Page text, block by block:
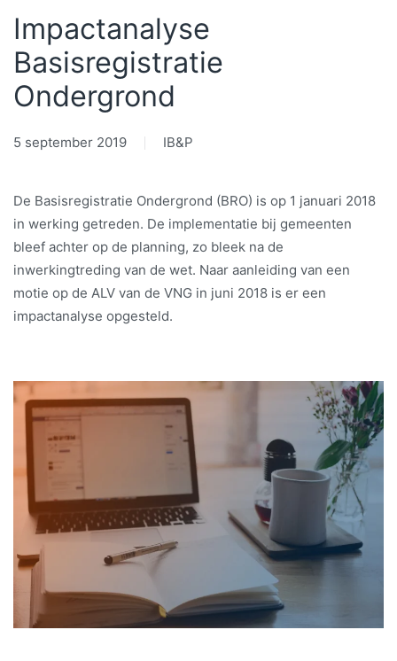
Impactanalyse
Basisregistratie
Ondergrond
5 september 2019 IB&P
De Basisregistratie Ondergrond (BRO) is op 1 januari 2018
in werking getreden. De implementatie bij gemeenten
bleef achter op de planning, zo bleek na de
inwerkingtreding van de wet. Naar aanleiding van een
motie op de ALV van de VNG in juni 2018 is er een
impactanalyse opgesteld.